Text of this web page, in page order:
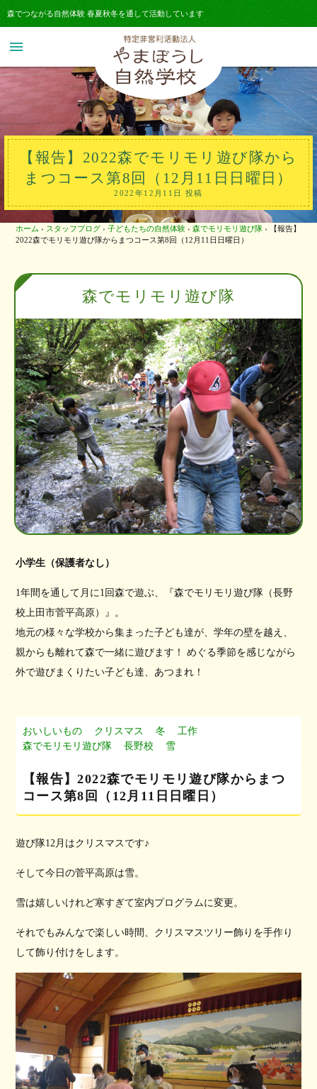
森でつながる自然体験 春夏秋冬を通して活動しています
menu
【報告】2022森でモリモリ遊び隊から
まつコース第8回（12月11日日曜日）
2022年12月11日 投稿
ホーム › スタッフブログ › 子どもたちの自然体験 › 森でモリモリ遊び隊 › 【報告】
2022森でモリモリ遊び隊からまつコース第8回（12月11日日曜日）
森でモリモリ遊び隊
小学生（保護者なし）
1年間を通して月に1回森で遊ぶ、『森でモリモリ遊び隊（長野
校上田市菅平高原）』。
地元の様々な学校から集まった子ども達が、学年の壁を越え、
親からも離れて森で一緒に遊びます！ めぐる季節を感じながら
外で遊びまくりたい子ども達、あつまれ！
おいしいもの クリスマス 冬
工作
森でモリモリ遊び隊
長野校 雪
【報告】2022森でモリモリ遊び隊からまつ
コース第8回（12月11日日曜日）
遊び隊12月はクリスマスです♪
そして今日の菅平高原は雪。
雪は嬉しいけれど寒すぎて室内プログラムに変更。
それでもみんなで楽しい時間、クリスマスツリー飾りを手作り
して飾り付けをします。